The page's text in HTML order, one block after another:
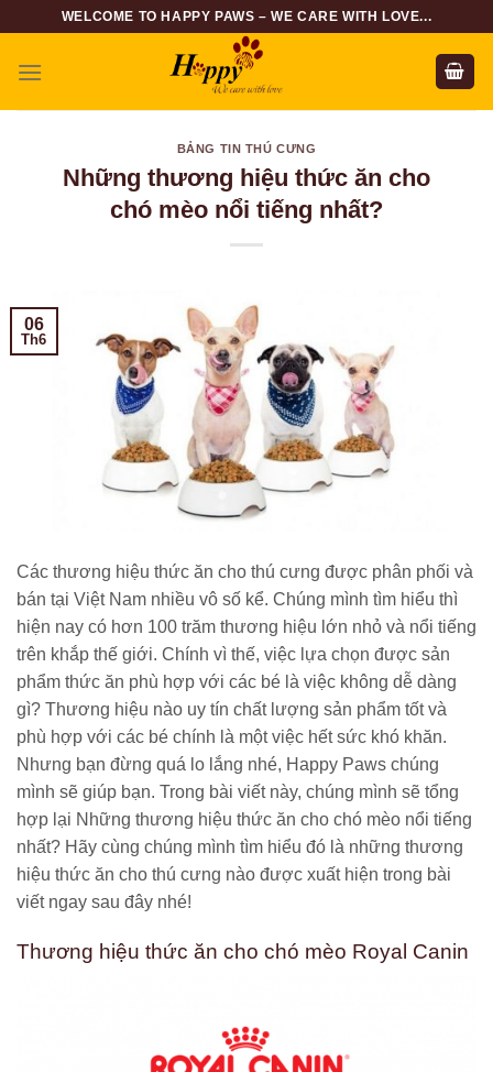
content
WELCOME TO HAPPY PAWS – WE CARE WITH LOVE...
BẢNG TIN THÚ CƯNG
Những thương hiệu thức ăn cho
chó mèo nổi tiếng nhất?
06
Th6
Các thương hiệu thức ăn cho thú cưng được phân phối và
bán tại Việt Nam nhiều vô số kể. Chúng mình tìm hiểu thì
hiện nay có hơn 100 trăm thương hiệu lớn nhỏ và nổi tiếng
trên khắp thế giới. Chính vì thế, việc lựa chọn được sản
phẩm thức ăn phù hợp với các bé là việc không dễ dàng
gì? Thương hiệu nào uy tín chất lượng sản phẩm tốt và
phù hợp với các bé chính là một việc hết sức khó khăn.
Nhưng bạn đừng quá lo lắng nhé, Happy Paws chúng
mình sẽ giúp bạn. Trong bài viết này, chúng mình sẽ tổng
hợp lại Những thương hiệu thức ăn cho chó mèo nổi tiếng
nhất? Hãy cùng chúng mình tìm hiểu đó là những thương
hiệu thức ăn cho thú cưng nào được xuất hiện trong bài
viết ngay sau đây nhé!
Thương hiệu thức ăn cho chó mèo Royal Canin